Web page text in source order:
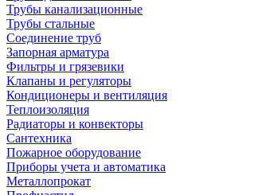
Трубы канализационные
Трубы стальные
Соединение труб
Запорная арматура
Фильтры и грязевики
Клапаны и регуляторы
Кондиционеры и вентиляция
Теплоизоляция
Радиаторы и конвекторы
Сантехника
Пожарное оборудование
Приборы учета и автоматика
Металлопрокат